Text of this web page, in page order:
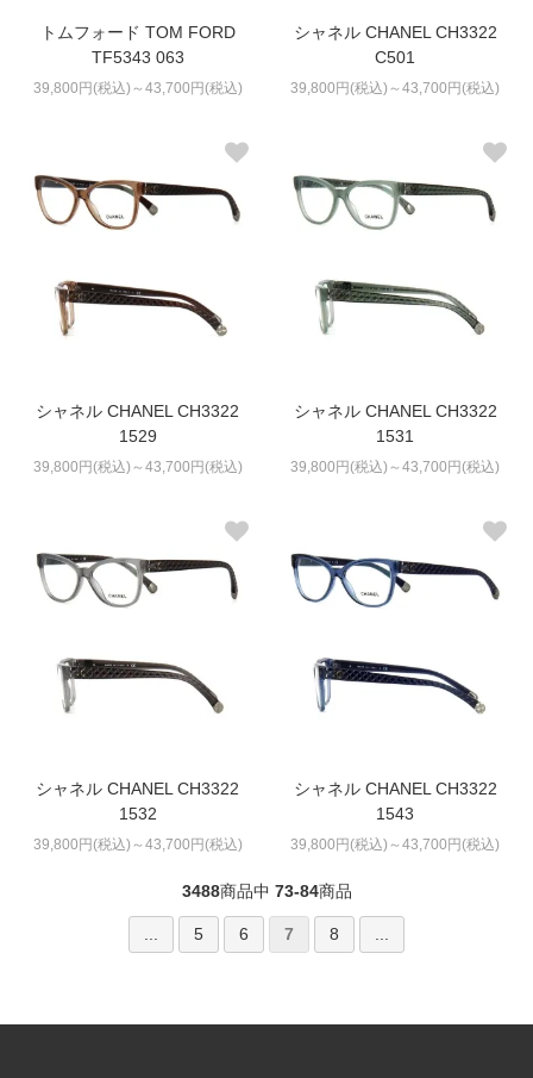
トムフォード TOM FORD
TF5343 063
39,800円(税込)～43,700円(税込)
シャネル CHANEL CH3322
C501
39,800円(税込)～43,700円(税込)
シャネル CHANEL CH3322
1529
39,800円(税込)～43,700円(税込)
シャネル CHANEL CH3322
1531
39,800円(税込)～43,700円(税込)
シャネル CHANEL CH3322
1532
39,800円(税込)～43,700円(税込)
シャネル CHANEL CH3322
1543
39,800円(税込)～43,700円(税込)
3488商品中 73-84商品
5 6 7 8